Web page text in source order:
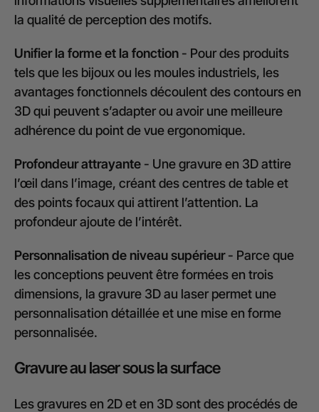
la qualité de perception des motifs.
Unifier la forme et la fonction - Pour des produits
tels que les bijoux ou les moules industriels, les
avantages fonctionnels découlent des contours en
3D qui peuvent s’adapter ou avoir une meilleure
adhérence du point de vue ergonomique.
Profondeur attrayante - Une gravure en 3D attire
l’œil dans l’image, créant des centres de table et
des points focaux qui attirent l’attention. La
profondeur ajoute de l’intérêt.
Personnalisation de niveau supérieur- Parce que
les conceptions peuvent être formées en trois
dimensions, la gravure 3D au laser permet une
personnalisation détaillée et une mise en forme
personnalisée.
Gravure au laser sous la surface
Les gravures en 2D et en 3D sont des procédés de